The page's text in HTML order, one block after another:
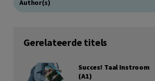
Author(s)
Gerelateerde titels
Succes! Taal Instroom
(A1)